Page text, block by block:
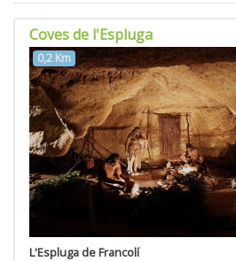
Coves de l'Espluga
0,2 Km
L'Espluga de Francolí